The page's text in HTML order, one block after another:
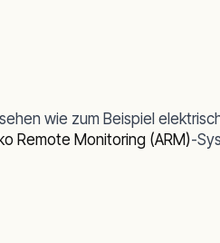
wie zum Beispiel
Remote Monitoring (ARM)-